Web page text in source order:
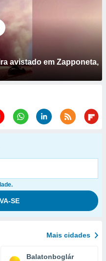
avistado em Zapponeta,
Mais cidades
Balatonboglár